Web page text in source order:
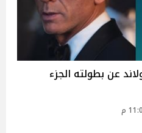
عن بطولته الجزء